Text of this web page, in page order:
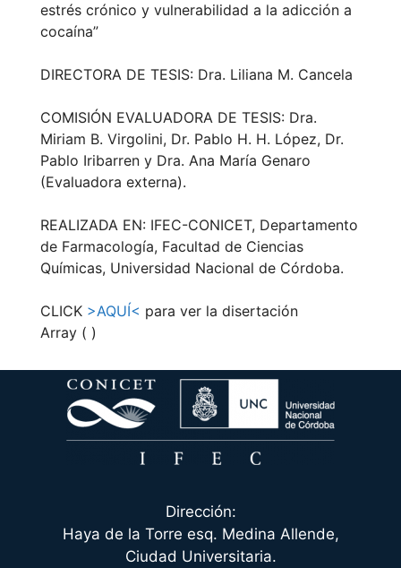
estrés crónico y vulnerabilidad a la adicción a
cocaína”
DIRECTORA DE TESIS: Dra. Liliana M. Cancela
COMISIÓN EVALUADORA DE TESIS: Dra.
Miriam B. Virgolini, Dr. Pablo H. H. López, Dr.
Pablo Iribarren y Dra. Ana María Genaro
(Evaluadora externa).
REALIZADA EN: IFEC-CONICET, Departamento
de Farmacología, Facultad de Ciencias
Químicas, Universidad Nacional de Córdoba.
CLICK >AQUÍ< para ver la disertación
Array ( )
Dirección:
Haya de la Torre esq. Medina Allende,
Ciudad Universitaria.